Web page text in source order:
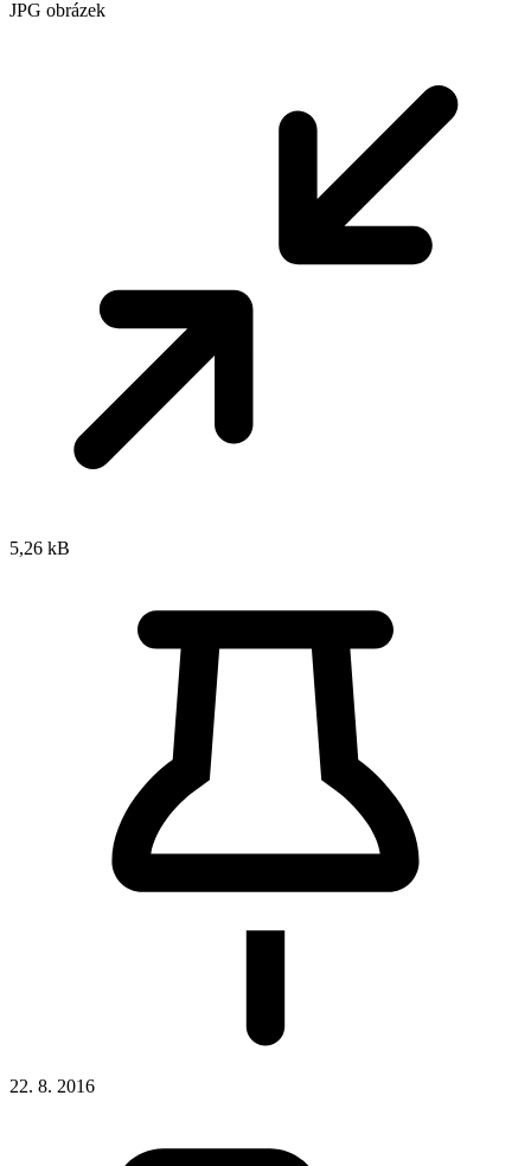
JPG obrázek
5,26 kB
22. 8. 2016